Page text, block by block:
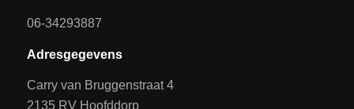
06-34293887
Adresgegevens
Carry van Bruggenstraat 4
2135 RV Hoofddorp